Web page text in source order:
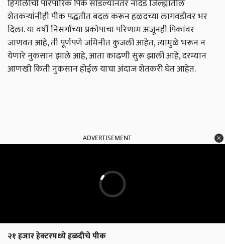
हिंगोलीची पारंपारिक पिके सोडल्यानंतर नांदेड जिल्ह्यातील
शेतकऱ्यांनीही पीक पद्धतीत बदल करून हळदच्या लागवडीवर भर
दिला. या वर्षी निसर्गाच्या प्रकोपाचा परिणाम अजूनही पिकांवर
जाणवत आहे, ती पूर्णपणे जमिनीत कुजली आहेत, त्यामुळे भरून न
येणारे नुकसान झाले आहे, आता काढणी सुरू झाली आहे, दरम्यान
आणखी किती नुकसान होईल याचा अंदाज शेतकरी घेत आहेत.
ADVERTISEMENT
२१ हजार हेक्टरमध्ये हळदीचे पीक